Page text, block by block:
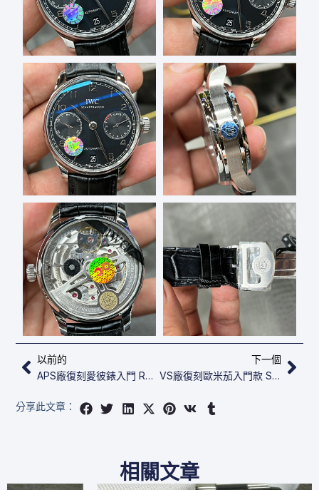
上一頁
以前的
APS廠復刻愛彼錶入門 Royal Oak 15410BC.GG.1224BC.01
下一個
VS廠復刻歐米茄入門款 Seamaster Aqua Terra 220.10.41.21.03.002
下
分享此文章：
相關文章